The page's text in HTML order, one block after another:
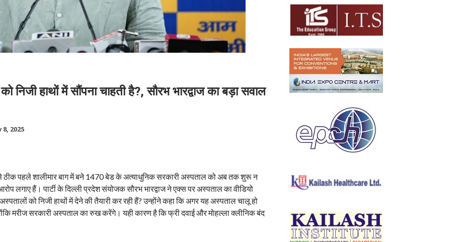
निजी हाथों में सौंपना चाहती है?, सौरभ भारद्वाज का बड़ा सवाल
8, 2025
ठीक पहले शालीमार बाग में बने 1470 बेड के अत्याधुनिक सरकारी अस्पताल को अब तक शुरू न
लगाए हैं। पार्टी के दिल्ली प्रदेश संयोजक सौरभ भारद्वाज ने एक्स पर अस्पताल का वीडियो
को निजी हाथों में देने की तैयारी कर रही हैं? उन्होंने कहा कि अगर यह अस्पताल चालू हो
मरीज सरकारी अस्पताल का रुख करेंगे। यही कारण है कि फ्री दवाई और मोहल्ला क्लीनिक बंद